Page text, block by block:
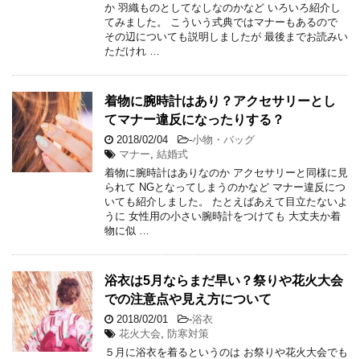
か 羽織ものとしてなしなのかなど いろいろ紹介し
てみました。 こういう式典ではマナーもあるので
その辺についても説明しましたが 最後までお読みい
ただけれ …
着物に腕時計はあり？アクセサリーとし
てマナー違反になったりする？
2018/02/04 -小物・バッグ
マナー 結婚式
着物に腕時計はありなのか アクセサリーと同様に見
られて NGとなってしまうのかなど マナー違反につ
いても紹介しました。 たとえばあえて目立たないよ
うに 女性用の小さい腕時計をつけても 大丈夫か着
物に似 …
浴衣は5月ならまだ早い？祭りや花火大会
での注意点や見え方について
2018/02/01 -浴衣
花火大会 防寒対策
５月に浴衣を着るというのは お祭りや花火大会でも